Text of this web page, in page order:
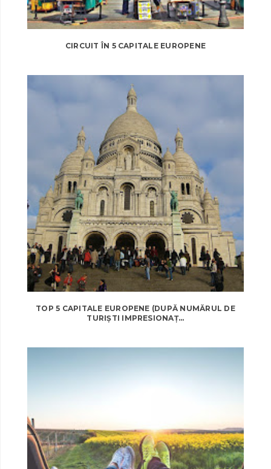
CIRCUIT ÎN 5 CAPITALE EUROPENE
TOP 5 CAPITALE EUROPENE (DUPĂ NUMĂRUL DE
TURIȘTI IMPRESIONAȚ...